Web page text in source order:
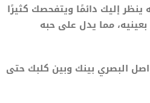
إليك دائمًا ويتفحصك كثيرًا
مما يدل على حبه
البصري بينك وبين كلبك حتى